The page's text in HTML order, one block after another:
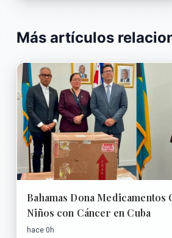
Más artículos
Bahamas Dona Medicamentos
Niños con Cáncer en Cuba
hace 0h